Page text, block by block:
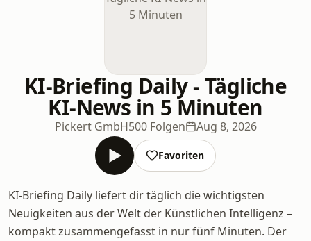
KI-Briefing Daily - Tägliche
KI-News in 5 Minuten
Pickert GmbH500 Folgen Aug 8, 2026
Favoriten
KI-Briefing Daily liefert dir täglich die wichtigsten
Neuigkeiten aus der Welt der Künstlichen Intelligenz –
kompakt zusammengefasst in nur fünf Minuten. Der